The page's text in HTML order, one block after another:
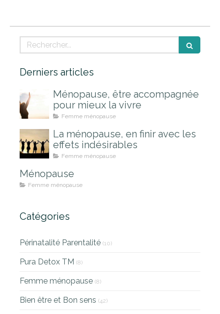
Rechercher
Derniers articles
Ménopause, être accompagnée
pour mieux la vivre
Femme ménopause
La ménopause, en finir avec les
effets indésirables
Femme ménopause
Ménopause
Femme ménopause
Catégories
Périnatalité Parentalité (10)
Pura Detox TM (8)
Femme ménopause (8)
Bien être et Bon sens (42)